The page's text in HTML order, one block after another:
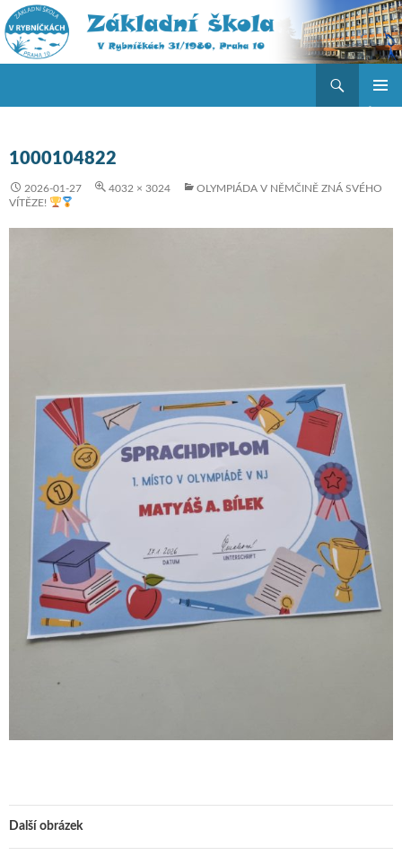
1000104822
2026-01-27 4032 × 3024
OLYMPIÁDA V NĚMČINĚ ZNÁ SVÉHO
VÍTĚZE!
Další obrázek